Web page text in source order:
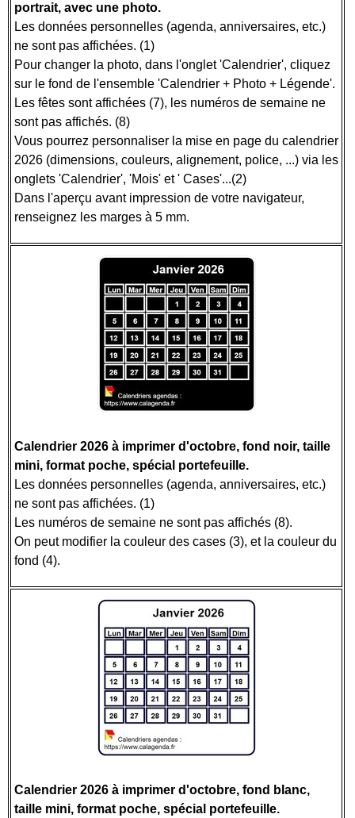
portrait, avec une photo.
Les données personnelles (agenda, anniversaires, etc.)
ne sont pas affichées. (1)
Pour changer la photo, dans l'onglet 'Calendrier', cliquez
sur le fond de l'ensemble 'Calendrier + Photo + Légende'.
Les fêtes sont affichées (7), les numéros de semaine ne
sont pas affichés. (8)
Vous pourrez personnaliser la mise en page du calendrier
2026 (dimensions, couleurs, alignement, police, ...) via les
onglets 'Calendrier', 'Mois' et ' Cases'...(2)
Dans l'aperçu avant impression de votre navigateur,
renseignez les marges à 5 mm.
Calendrier 2026 à imprimer d'octobre, fond noir, taille
mini, format poche, spécial portefeuille.
Les données personnelles (agenda, anniversaires, etc.)
ne sont pas affichées. (1)
Les numéros de semaine ne sont pas affichés (8).
On peut modifier la couleur des cases (3), et la couleur du
fond (4).
Calendrier 2026 à imprimer d'octobre, fond blanc,
taille mini, format poche, spécial portefeuille.